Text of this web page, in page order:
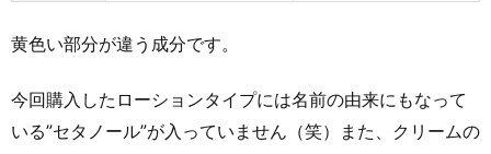
黄色い部分が違う成分です。
今回購入したローションタイプには名前の由来にもなって
いる”セタノール”が入っていません（笑）また、クリームの